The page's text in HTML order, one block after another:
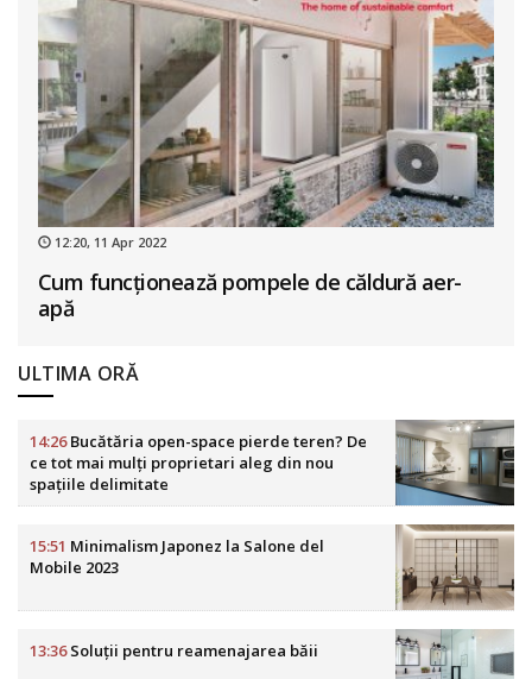
12:20, 11 Apr 2022
Cum funcționează pompele de căldură aer-
apă
ULTIMA ORĂ
14:26Bucătăria open-space pierde teren? De
ce tot mai mulți proprietari aleg din nou
spațiile delimitate
15:51 Minimalism Japonez la Salone del
Mobile 2023
13:36Soluții pentru reamenajarea băii